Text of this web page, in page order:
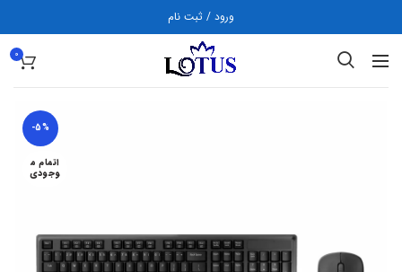
ورود / ثبت نام
0
-5%
اتمام م
وجودی